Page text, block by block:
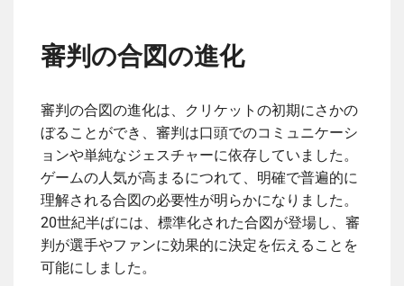
審判の合図の進化
審判の合図の進化は、クリケットの初期にさかの
ぼることができ、審判は口頭でのコミュニケーシ
ョンや単純なジェスチャーに依存していました。
ゲームの人気が高まるにつれて、明確で普遍的に
理解される合図の必要性が明らかになりました。
20世紀半ばには、標準化された合図が登場し、審
判が選手やファンに効果的に決定を伝えることを
可能にしました。